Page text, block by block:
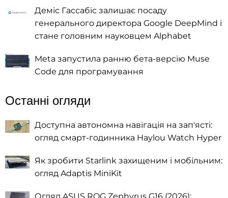
Деміс Гассабіс залишає посаду
генерального директора Google DeepMind і
стане головним науковцем Alphabet
Meta запустила ранню бета-версію Muse
Code для програмування
Останні огляди
Доступна автономна навігація на зап'ясті:
огляд смарт-годинника Haylou Watch Hyper
Як зробити Starlink захищеним і мобільним:
огляд Adaptis MiniKit